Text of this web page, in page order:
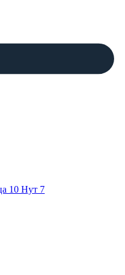
10 Нут 7